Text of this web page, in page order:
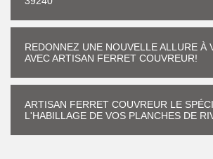
REDONNEZ UNE NOUVELLE ALLURE À
AVEC ARTISAN FERRET COUVREUR!
ARTISAN FERRET COUVREUR LE
L'HABILLAGE DE VOS PLANCHES DE